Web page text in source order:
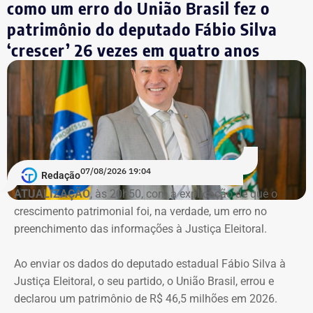
Antes disso, o nome de Clébio Jacaré também apareceu
nas investigações da Operação Favorito, que apurou um
esquema de desvios de recursos públicos durante a
pandemia de Covid-19. Conforme a denúncia do MP, uma
empresa ligada ao empresário teria sido utilizada em
movimentações financeiras investigadas no caso.
Declaração de bens do deputado Rafael Nobre em 2022 — Foto:
Reprodução/Divulgacand
Caixa Econômica Federal.
Imóvel de Eduardo Bolsonaro será leiloado por um valor 36% menor ao que
O apartamento que vai à leilão fica na Avenida Pasteu e
tem cerca de 101 metros quadrados. O imóvel se
como um erro do União Brasil fez o
patrimônio do deputado Fábio Silva
‘crescer’ 26 vezes em quatro anos
Redação07/08/2026 19:04
ATUALIZAÇÃO, às 20h50, com a explicação de que o
crescimento patrimonial foi, na verdade, um erro no
preenchimento das informações à Justiça Eleitoral.
Ao enviar os dados do deputado estadual Fábio Silva à
Justiça Eleitoral, o seu partido, o União Brasil, errou e
declarou um patrimônio de R$ 46,5 milhões em 2026.